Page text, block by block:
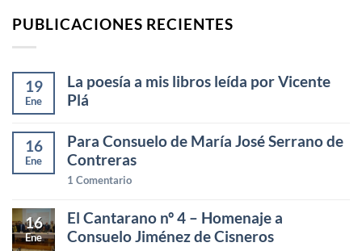
PUBLICACIONES RECIENTES
19
Ene
La poesía a mis libros leída por Vicente
Plá
16
Ene
Para Consuelo de María José Serrano de
Contreras
1 Comentario
16
Ene
El Cantarano nº 4 – Homenaje a
Consuelo Jiménez de Cisneros